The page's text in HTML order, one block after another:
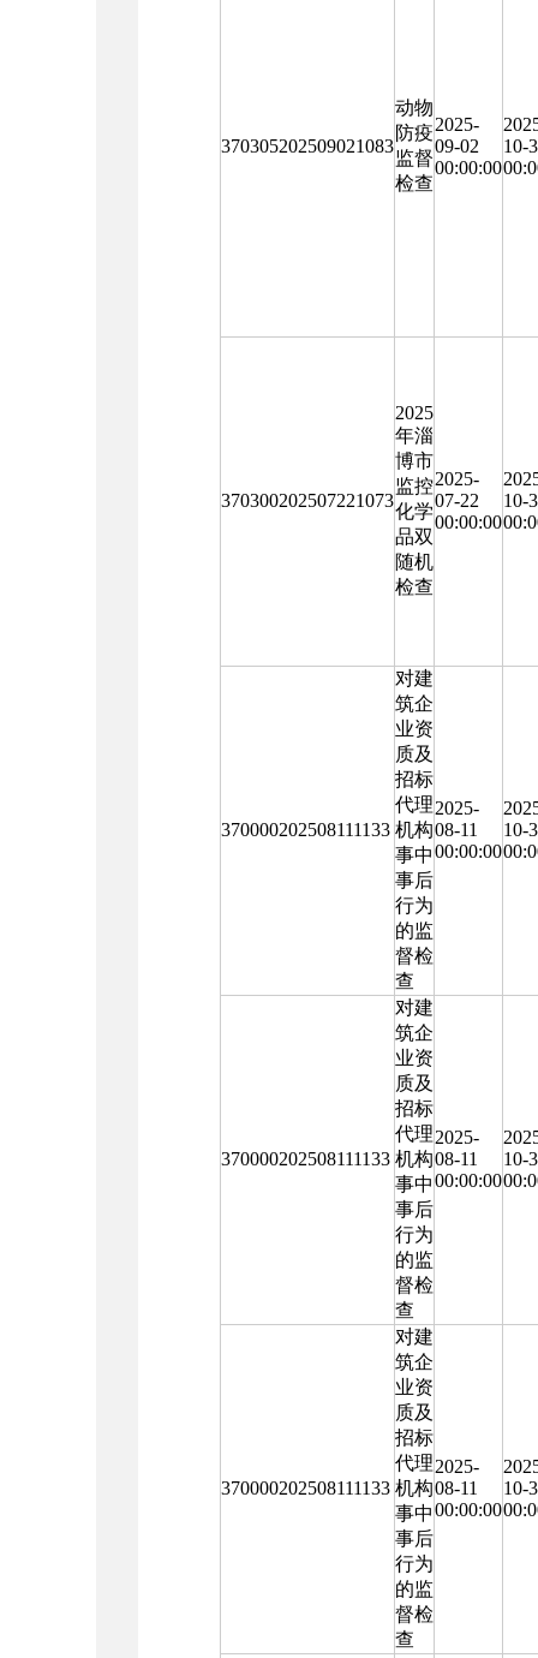
370305202509021083
动物
防疫
监督
检查
2025-
09-02
00:00:00
10-
370300202507221073
2025
年淄
博市
监控
化学
品双
随机
检查
2025-
07-22
00:00:00
10-
370000202508111133
对建
筑企
业资
质及
招标
代理
机构
事中
事后
行为
的监
督检
查
2025-
08-11
00:00:00
10-
370000202508111133
对建
筑企
业资
质及
招标
代理
机构
事中
事后
行为
的监
督检
查
2025-
08-11
00:00:00
10-
370000202508111133
对建
筑企
业资
质及
招标
代理
机构
事中
事后
行为
的监
督检
查
2025-
08-11
00:00:00
10-